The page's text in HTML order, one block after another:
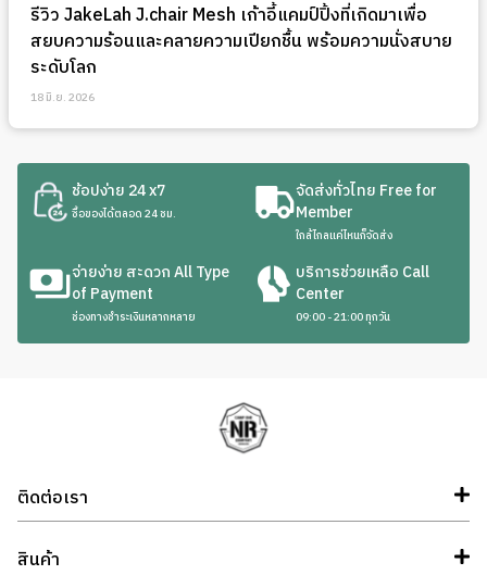
รีวิว JakeLah J.chair Mesh เก้าอี้แคมป์ปิ้งที่เกิดมาเพื่อ
สยบความร้อนและคลายความเปียกชื้น พร้อมความนั่งสบาย
ระดับโลก
18 มิ.ย. 2026
ช้อปง่าย 24 x7
ซื้อของได้ตลอด 24 ชม.
จัดส่งทั่วไทย Free for
Member
ใกล้ไกลแค่ไหนก็จัดส่ง
จ่ายง่าย สะดวก All Type
of Payment
ช่องทางชำระเงินหลากหลาย
บริการช่วยเหลือ Call
Center
09:00 - 21:00 ทุกวัน
ติดต่อเรา
สินค้า